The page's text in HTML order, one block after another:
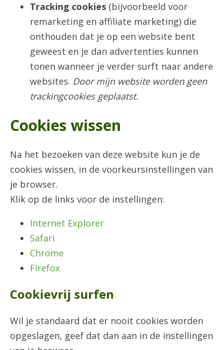
Tracking cookies (bijvoorbeeld voor
remarketing en affiliate marketing) die
onthouden dat je op een website bent
geweest en je dan advertenties kunnen
tonen wanneer je verder surft naar andere
websites. Door mijn website worden geen
trackingcookies geplaatst.
Cookies wissen
Na het bezoeken van deze website kun je de
cookies wissen, in de voorkeursinstellingen van
je browser.
Klik op de links voor de instellingen:
Internet Explorer
Safari
Chrome
Firefox
Cookievrij surfen
Wil je standaard dat er nooit cookies worden
opgeslagen, geef dat dan aan in de instellingen